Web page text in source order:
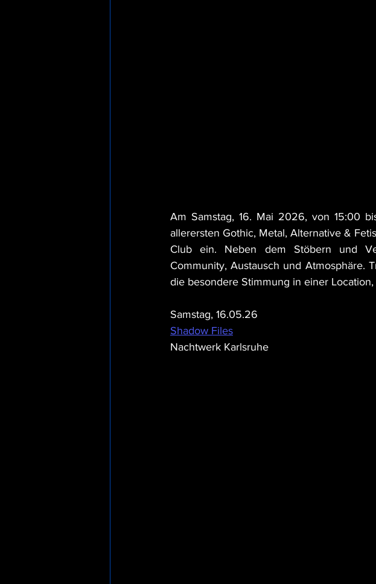
Am Samstag, 16. Mai 2026, von 15:00
allerersten Gothic, Metal, Alternative &
Club ein. Neben dem Stöbern und
Community, Austausch und Atmosphäre.
die besondere Stimmung in einer
Samstag, 16.05.26
Shadow Files
Nachtwerk Karlsruhe